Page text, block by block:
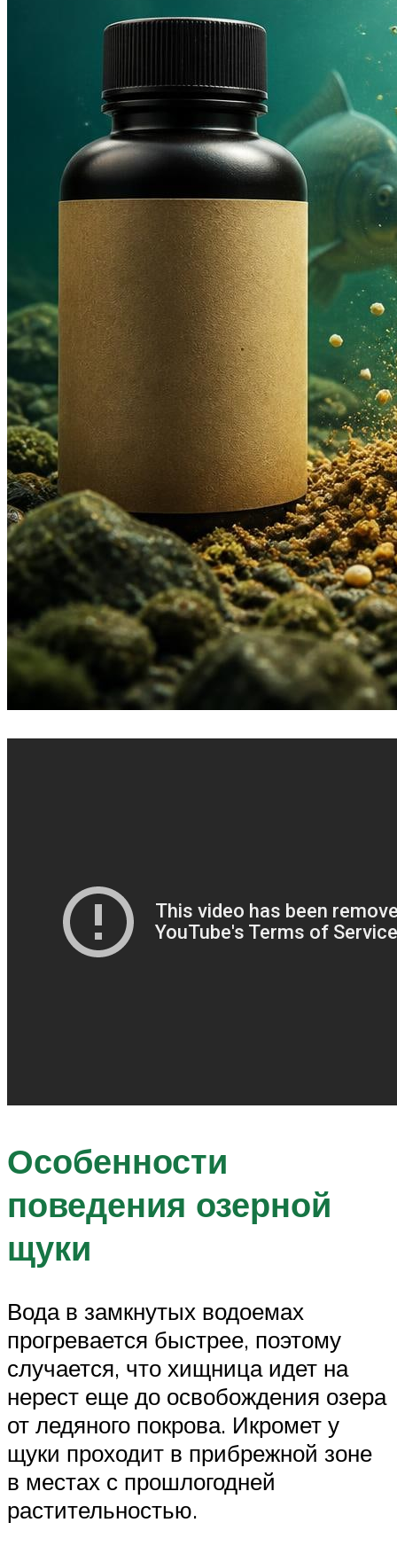
Особенности
поведения озерной
щуки
Вода в замкнутых водоемах
прогревается быстрее, поэтому
случается, что хищница идет на
нерест еще до освобождения озера
от ледяного покрова. Икромет у
щуки проходит в прибрежной зоне
в местах с прошлогодней
растительностью.